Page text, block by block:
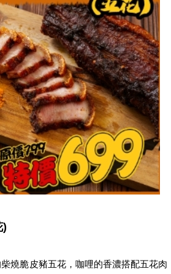
)
燒脆皮豬五花，咖哩的香濃搭配五花肉